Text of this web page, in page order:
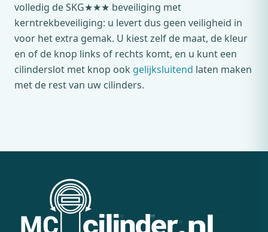
volledig de SKG★★★ beveiliging met
kerntrekbeveiliging: u levert dus geen veiligheid in
voor het extra gemak. U kiest zelf de maat, de kleur
en of de knop links of rechts komt, en u kunt een
cilinderslot met knop ook gelijksluitend laten maken
met de rest van uw cilinders.